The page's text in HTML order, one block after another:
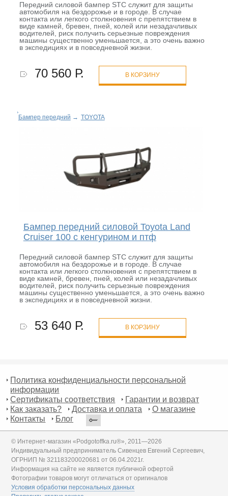
Передний силовой бампер STC служит для защиты
автомобиля на бездорожье и в городе. В случае
контакта или легкого столкновения с препятствием в
виде камней, бревен, пней, колей или незадачливых
водителей, риск получить серьезные повреждения
машины существенно уменьшается, а это очень важно
в экспедициях и в повседневной жизни.
70 560 Р. В КОРЗИНУ
Бампер передний → TOYOTA
Бампер передний силовой Toyota Land
Cruiser 100 с кенгурином и птф
Передний силовой бампер STC служит для защиты
автомобиля на бездорожье и в городе. В случае
контакта или легкого столкновения с препятствием в
виде камней, бревен, пней, колей или незадачливых
водителей, риск получить серьезные повреждения
машины существенно уменьшается, а это очень важно
в экспедициях и в повседневной жизни.
53 640 Р. В КОРЗИНУ
Политика конфиденциальности персональной
информации
Сертификаты соответствия
Гарантии и возврат
Как заказать?
Доставка и оплата
О магазине
Контакты
Блог
© Интернет-магазин «Podgotoffka.ru®», 2011—2026
Индивидуальный предприниматель Сивенцев Евгений Сергеевич,
ОГРНИП № 321183200020681 от 06.04.2021г.
Информация на сайте не является публичной офертой
Фотографии товаров могут отличаться от оригиналов
Условия обработки персональных данных